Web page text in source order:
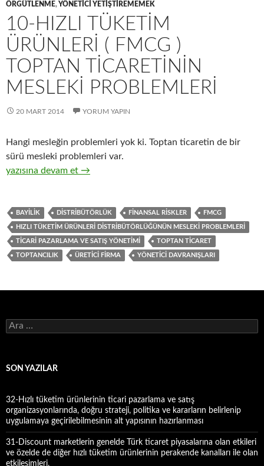
ÖRGÜTLENME,YÖNETICI YETIŞTIREMEMEK
10-HIZLI TÜKETIM
ÜRÜNLERI ( FMCG )
TOPTAN TICARETININ
MESLEKI PROBLEMLERI
20 MART 2014 YORUM YAPIN
Hangi mesleğin problemleri yok ki. Toptan ticaretin de bir
sürü mesleki problemleri var.
10-Hızlı tüketim ürünleri ( FMCG ) toptan ticaretinin mesleki
yazısına devam et →
BAYILIK DISTRIBÜTÖRLÜK FINANSAL RISKLER FMCG
HIZLI TÜKETIM ÜRÜNLERI DISTRIBÜTÖRLÜĞÜNÜN MESLEKI PROBLEMLERI
TICARI PAZARLAMA VE SATIŞ YÖNETIMI TOPTAN TICARET
TOPTANCILIK ÜRETICI FIRMA YÖNETICI DAVRANIŞLARI
A
r
a
SON YAZILAR
32-Hızlı tüketim ürünlerinin ticari pazarlama ve satış
organizasyonlarında, doğru strateji, politika ve kararların belirlenip
uygulamaya geçirilebilmesinin alt yapısının hazırlanması
31-Discount marketlerin genelde Türk ticaret piyasalarına olan etkileri
ve özelde de diğer hızlı tüketim ürünlerinin perakende kanalları ile olan
etkileşimleri.